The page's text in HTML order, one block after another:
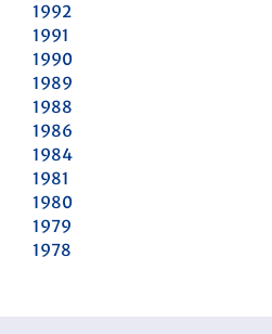
1992
1991
1990
1989
1988
1986
1984
1981
1980
1979
1978